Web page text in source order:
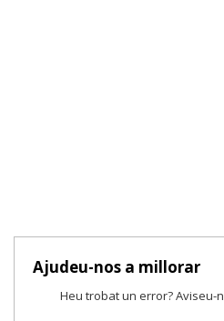
Ajudeu-nos a millorar
Heu trobat un error? Aviseu-